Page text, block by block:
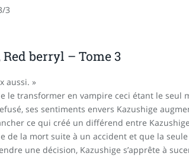
3
Red berryl – Tome 3
aussi. »
le transformer en vampire ceci étant le seul
ses sentiments envers Kazushige
ce qui créé un différend entre Kazushige
de la mort suite à un accident et que la seule
une décision, Kazushige s’apprête à